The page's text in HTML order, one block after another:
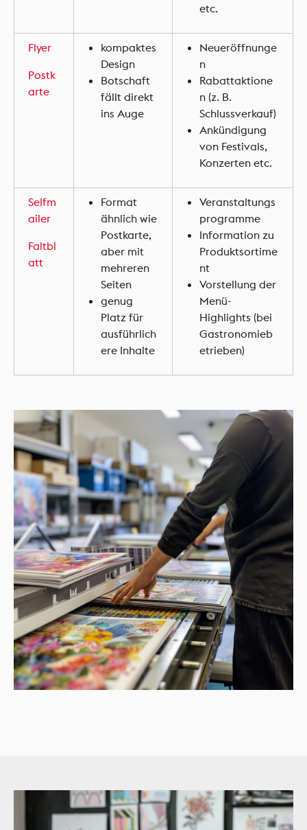
etc.
Flyer
Postk
arte
kompaktes
Design
Botschaft
fällt direkt
ins Auge
Neueröffnunge
n
Rabattaktione
n (z. B.
Schlussverkauf)
Ankündigung
von Festivals,
Konzerten etc.
Selfm
ailer
Faltbl
att
Format
ähnlich wie
Postkarte,
aber mit
mehreren
Seiten
genug
Platz für
ausführlich
ere Inhalte
Veranstaltungs
programme
Information zu
Produktsortime
nt
Vorstellung der
Menü-
Highlights (bei
Gastronomieb
etrieben)